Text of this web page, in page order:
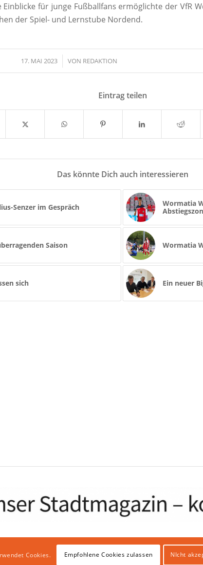
Einblicke für junge Fußballfans ermöglichte der VfR
der Spiel- und Lernstube Nordend.
17. MAI 2023
/ VON REDAKTION
Eintrag teilen
Das könnte Dich auch interessieren
Senzer im Gespräch
Wormatia
Saison Wormatia
sich Ein neuer
Webhosting & IT Infrastruktur
Cookies. Empfohlene Cookies zulassen NIcht